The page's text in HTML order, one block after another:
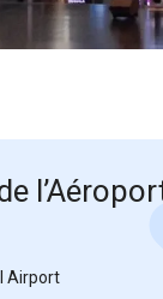
Airport